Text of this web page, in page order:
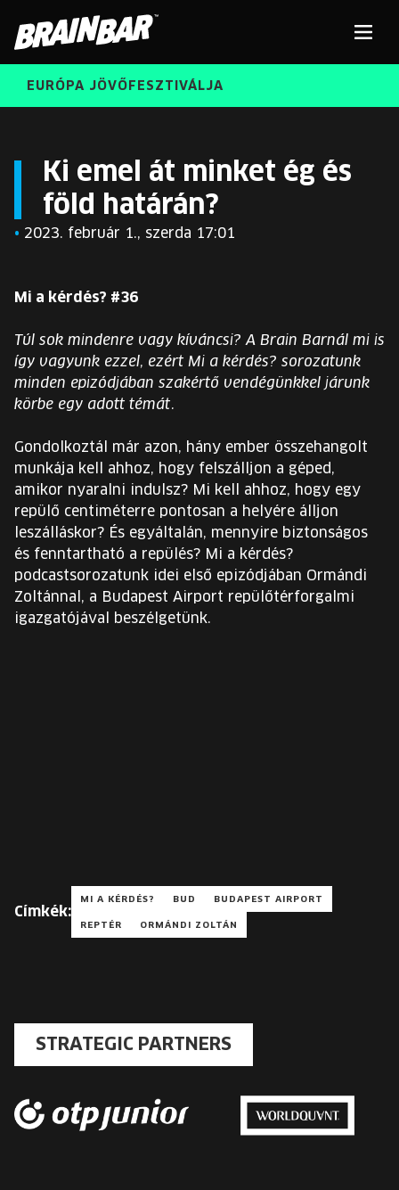
Bar
EURÓPA JÖVŐFESZTIVÁLJA
ELŐADÓK
INGYENES DIÁK- ÉS TANÁRREGISZTRÁCIÓ
JEGYEK
KOSÁR
EURÓPA JÖVŐFESZTIVÁLJA
INGYENES DIÁK- ÉS TANÁRREGISZTRÁCIÓ
Ki emel át minket ég és
föld határán?
• 2023. február 1., szerda 17:01
Mi a kérdés? #36
Túl sok mindenre vagy kíváncsi? A Brain Barnál mi is
így vagyunk ezzel, ezért Mi a kérdés? sorozatunk
minden epizódjában szakértő vendégünkkel járunk
körbe egy adott témát.
Gondolkoztál már azon, hány ember összehangolt
munkája kell ahhoz, hogy felszálljon a géped,
amikor nyaralni indulsz? Mi kell ahhoz, hogy egy
repülő centiméterre pontosan a helyére álljon
leszálláskor? És egyáltalán, mennyire biztonságos
és fenntartható a repülés? Mi a kérdés?
podcastsorozatunk idei első epizódjában Ormándi
Zoltánnal, a Budapest Airport repülőtérforgalmi
igazgatójával beszélgetünk.
Címkék:
MI A KÉRDÉS? BUD BUDAPEST AIRPORT
REPTÉR ORMÁNDI ZOLTÁN
STRATEGIC PARTNERS